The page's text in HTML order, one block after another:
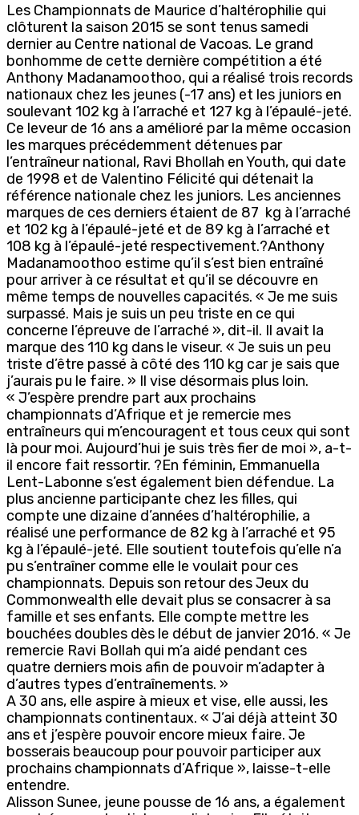
Les Championnats de Maurice d’haltérophilie qui
clôturent la saison 2015 se sont tenus samedi
dernier au Centre national de Vacoas. Le grand
bonhomme de cette dernière compétition a été
Anthony Madanamoothoo, qui a réalisé trois records
nationaux chez les jeunes (-17 ans) et les juniors en
soulevant 102 kg à l’arraché et 127 kg à l’épaulé-jeté.
Ce leveur de 16 ans a amélioré par la même occasion
les marques précédemment détenues par
l’entraîneur national, Ravi Bhollah en Youth, qui date
de 1998 et de Valentino Félicité qui détenait la
référence nationale chez les juniors. Les anciennes
marques de ces derniers étaient de 87 kg à l’arraché
et 102 kg à l’épaulé-jeté et de 89 kg à l’arraché et
108 kg à l’épaulé-jeté respectivement.?Anthony
Madanamoothoo estime qu’il s’est bien entraîné
pour arriver à ce résultat et qu’il se découvre en
même temps de nouvelles capacités. « Je me suis
surpassé. Mais je suis un peu triste en ce qui
concerne l’épreuve de l’arraché », dit-il. Il avait la
marque des 110 kg dans le viseur. « Je suis un peu
triste d’être passé à côté des 110 kg car je sais que
j’aurais pu le faire. » Il vise désormais plus loin.
« J’espère prendre part aux prochains
championnats d’Afrique et je remercie mes
entraîneurs qui m’encouragent et tous ceux qui sont
là pour moi. Aujourd’hui je suis très fier de moi », a-t-
il encore fait ressortir. ?En féminin, Emmanuella
Lent-Labonne s’est également bien défendue. La
plus ancienne participante chez les filles, qui
compte une dizaine d’années d’haltérophilie, a
réalisé une performance de 82 kg à l’arraché et 95
kg à l’épaulé-jeté. Elle soutient toutefois qu’elle n’a
pu s’entraîner comme elle le voulait pour ces
championnats. Depuis son retour des Jeux du
Commonwealth elle devait plus se consacrer à sa
famille et ses enfants. Elle compte mettre les
bouchées doubles dès le début de janvier 2016. « Je
remercie Ravi Bollah qui m’a aidé pendant ces
quatre derniers mois afin de pouvoir m’adapter à
d’autres types d’entraînements. »
A 30 ans, elle aspire à mieux et vise, elle aussi, les
championnats continentaux. « J’ai déjà atteint 30
ans et j’espère pouvoir encore mieux faire. Je
bosserais beaucoup pour pouvoir participer aux
prochains championnats d’Afrique », laisse-t-elle
entendre.
Alisson Sunee, jeune pousse de 16 ans, a également